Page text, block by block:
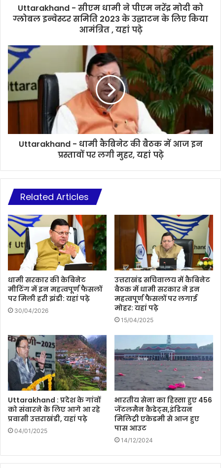
Uttarakhand - सीएम धामी ने पीएम नरेंद्र मोदी को
ग्लोबल इन्वेस्टर समिति 2023 के उद्घाटन के लिए किया
आमंत्रित , यहां पढ़े
Uttarakhand - धामी कैबिनेट की बैठक में आज इन
प्रस्तावों पर लगी मुहर, यहां पढ़े
Related Articles
धामी सरकार की केबिनेट
मीटिंग में इन महत्वपूर्ण फैसलों
पर मिली हरी झंडी: यहां पढ़े
30/04/2026
उत्तराखंड सचिवालय में कैबिनेट
बैठक में धामी सरकार ने इन
महत्वपूर्ण फैसलों पर लगाई
मोहर: यहां पढ़े
15/04/2025
Uttarakhand : प्रदेश के गांवों
को संवारने के लिए आगे आ रहे
प्रवासी उत्तराखंडी, यहां पढ़े
04/01/2025
भारतीय सेना का हिस्सा हुए 456
जेंटलमैन कैडेट्स,इंडियन
मिलिट्री एकेडमी से आज हुए
पास आउट
14/12/2024